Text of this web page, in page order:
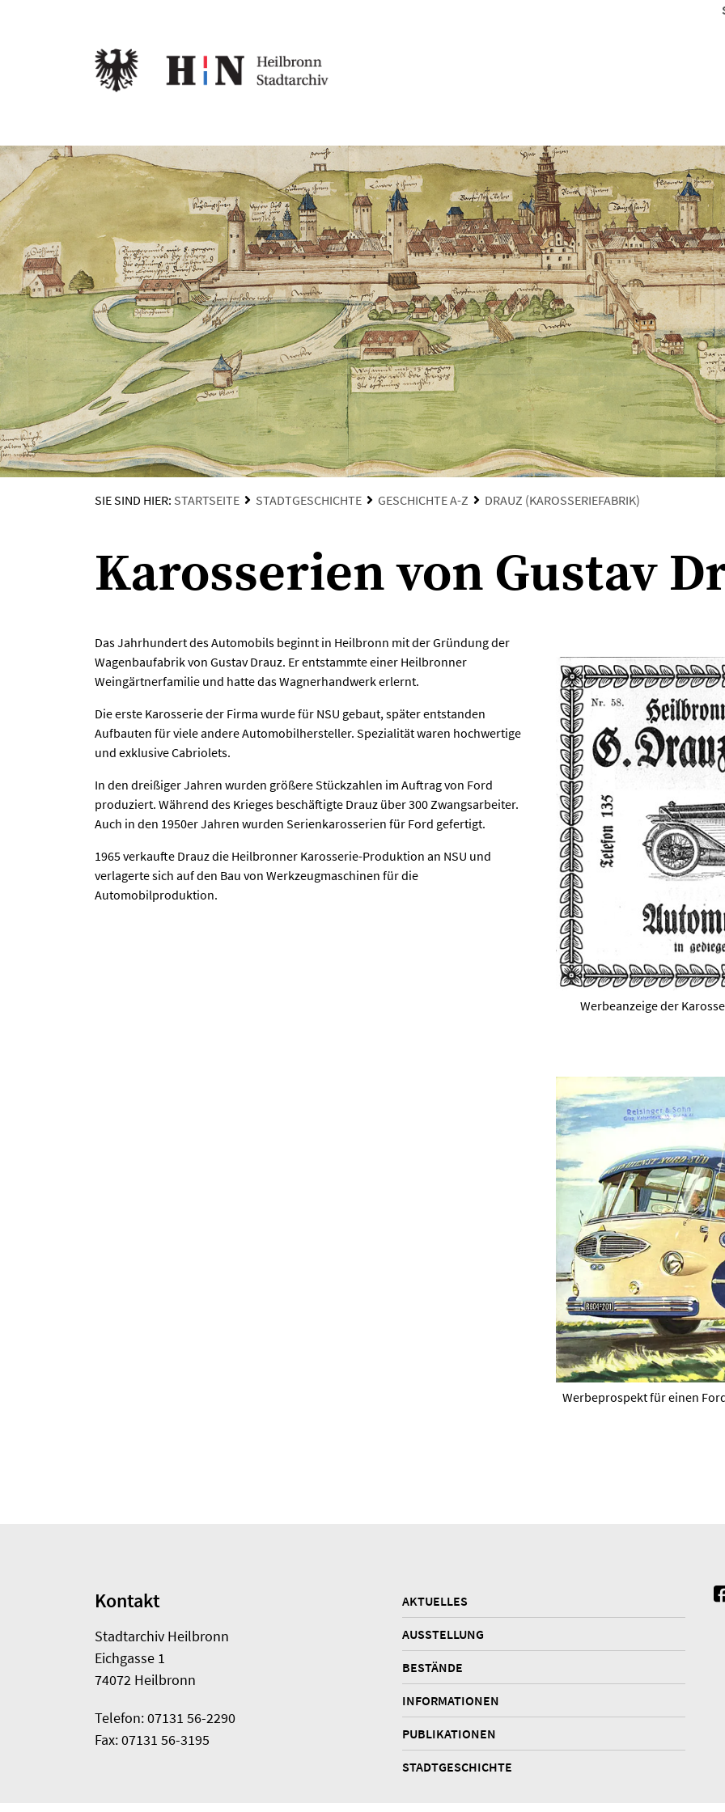
SIE SIND HIER: STARTSEITE STADTGESCHICHTE GESCHICHTE A-Z DRAUZ (KAROSSERIEFABRIK)
Karosserien von Gustav
Das Jahrhundert des Automobils beginnt in Heilbronn mit der Gründung der
Wagenbaufabrik von Gustav Drauz. Er entstammte einer Heilbronner
Weingärtnerfamilie und hatte das Wagnerhandwerk erlernt.
Die erste Karosserie der Firma wurde für NSU gebaut, später entstanden
Aufbauten für viele andere Automobilhersteller. Spezialität waren hochwertige
und exklusive Cabriolets.
In den dreißiger Jahren wurden größere Stückzahlen im Auftrag von Ford
produziert. Während des Krieges beschäftigte Drauz über 300 Zwangsarbeiter.
Auch in den 1950er Jahren wurden Serienkarosserien für Ford gefertigt.
1965 verkaufte Drauz die Heilbronner Karosserie-Produktion an NSU und
verlagerte sich auf den Bau von Werkzeugmaschinen für die
Automobilproduktion.
Werbeanzeige der
Werbeprospekt für einen
Kontakt
Stadtarchiv Heilbronn
Eichgasse 1
74072 Heilbronn
Telefon: 07131 56-2290
Fax: 07131 56-3195
AKTUELLES
AUSSTELLUNG
BESTÄNDE
INFORMATIONEN
PUBLIKATIONEN
STADTGESCHICHTE